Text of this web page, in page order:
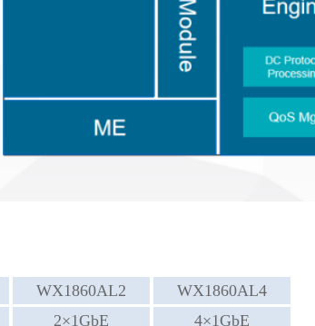
WX1860AL2
WX1860AL4
2×1GbE 4×1GbE